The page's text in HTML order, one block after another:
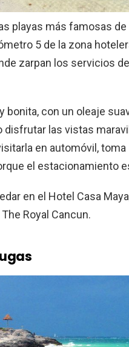
playas más famosas de
5 de la zona
zarpan los servicios
bonita, con un oleaje
disfrutar las vistas
en automóvil, toma
el estacionamiento
en el Hotel Casa
Royal Cancun.